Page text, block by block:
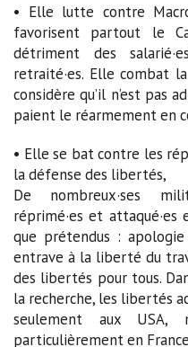
• Elle lutte contre
favorisent partout le
détriment des
retraité·es. Elle combat
considère qu’il n’est pas
paient le réarmement en
• Elle se bat contre les
la défense des libertés,
De nombreux·ses
réprimé·es et
que prétendus :
entrave à la liberté du
des libertés pour tous.
la recherche, les libertés
seulement aux
particulièrement en